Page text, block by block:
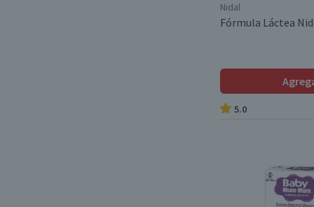
Nidal
Fórmula Láctea
5.0